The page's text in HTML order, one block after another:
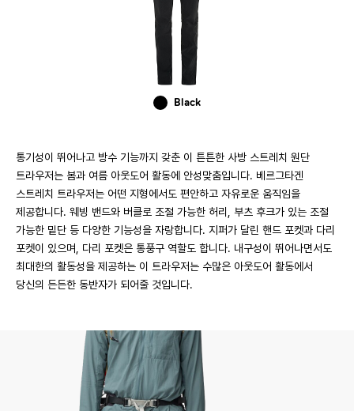
Black
통기성이 뛰어나고 방수 기능까지 갖춘 이 튼튼한 사방 스트레치 원단
트라우저는 봄과 여름 아웃도어 활동에 안성맞춤입니다. 베르그타겐
스트레치 트라우저는 어떤 지형에서도 편안하고 자유로운 움직임을
제공합니다. 웨빙 밴드와 버클로 조절 가능한 허리, 부츠 후크가 있는 조절
가능한 밑단 등 다양한 기능성을 자랑합니다. 지퍼가 달린 핸드 포켓과 다리
포켓이 있으며, 다리 포켓은 통풍구 역할도 합니다. 내구성이 뛰어나면서도
최대한의 활동성을 제공하는 이 트라우저는 수많은 아웃도어 활동에서
당신의 든든한 동반자가 되어줄 것입니다.